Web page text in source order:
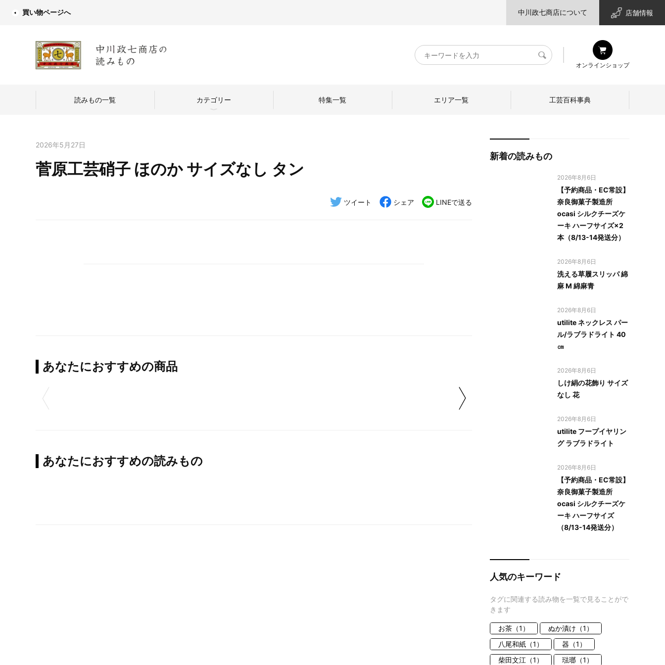
買い物ページへ 中川政七商店について 店舗情報
キ
ー
検
オンラインショップ
読みもの一覧 カテゴリー
中川政七商店のものづくり 日本の暮らし
特集一覧 エリア一覧 工芸百科事典
2026年5月27日
菅原工芸硝子 ほのか サイズなし タン
ツイート シェア LINEで送る
あなたにおすすめの商品
あなたにおすすめの読みもの
新着の読みもの
2026年8月6日
【予約商品・EC常設】
奈良御菓子製造所
ocasi シルクチーズケ
ーキ ハーフサイズ×2
本（8/13-14発送分）
2026年8月6日
洗える草履スリッパ 綿
麻 M 綿麻青
2026年8月6日
utilite ネックレス パー
ル/ラブラドライト 40
㎝
2026年8月6日
しけ絹の花飾り サイズ
なし 花
2026年8月6日
utilite フープイヤリン
グ ラブラドライト
2026年8月6日
【予約商品・EC常設】
奈良御菓子製造所
ocasi シルクチーズケ
ーキ ハーフサイズ
（8/13-14発送分）
人気のキーワード
タグに関連する読み物を一覧で見ることがで
きます
お茶（1）
ぬか漬け（1）
八尾和紙（1）
器（1）
柴田文江（1）
琺瑯（1）